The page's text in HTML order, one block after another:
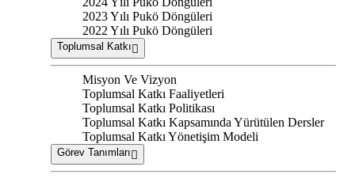
2023 Yılı Pukö Döngüleri
2022 Yılı Pukö Döngüleri
Toplumsal Katkı
Misyon Ve Vizyon
Toplumsal Katkı Faaliyetleri
Toplumsal Katkı Politikası
Toplumsal Katkı Kapsamında Yürütülen Dersler
Toplumsal Katkı Yönetişim Modeli
Görev Tanımları